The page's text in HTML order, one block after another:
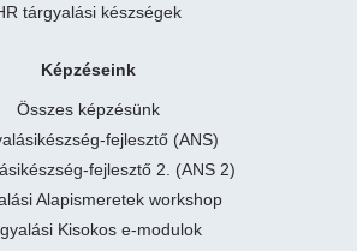
tárgyalási készségek
Képzéseink
Összes képzésünk
fejlesztő (ANS)
fejlesztő 2. (ANS 2)
Alapismeretek workshop
Kisokos e-modulok